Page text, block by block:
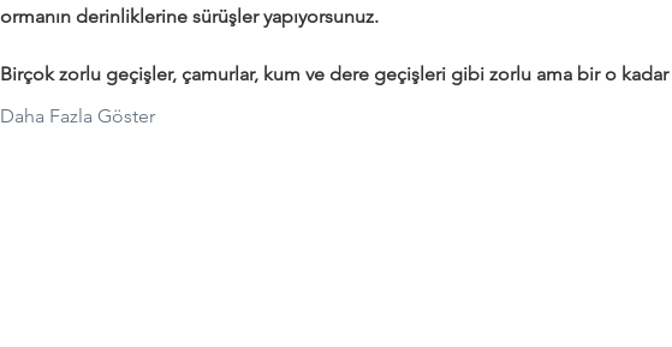
ormanın derinliklerine sürüşler yapıyorsunuz.
Birçok zorlu geçişler, çamurlar, kum ve dere geçişleri gibi zorlu ama bir o
Daha Fazla Göster